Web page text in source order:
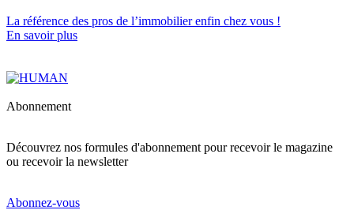
La référence des pros de l’immobilierenfin chez vous !
En savoir plus
Abonnement
Découvrez nos formules d'abonnement pour recevoir le magazine
ou recevoir la newsletter
Abonnez-vous